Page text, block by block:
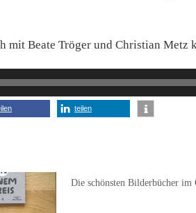
mit Beate Tröger und Christian Metz
teilen
Die schönsten Bilderbücher im